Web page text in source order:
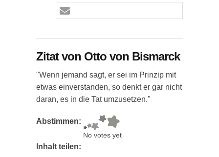
Zitat von Otto von Bismarck
"Wenn jemand sagt, er sei im Prinzip mit
etwas einverstanden, so denkt er gar nicht
daran, es in die Tat umzusetzen."
Abstimmen:
No votes yet
Inhalt teilen: